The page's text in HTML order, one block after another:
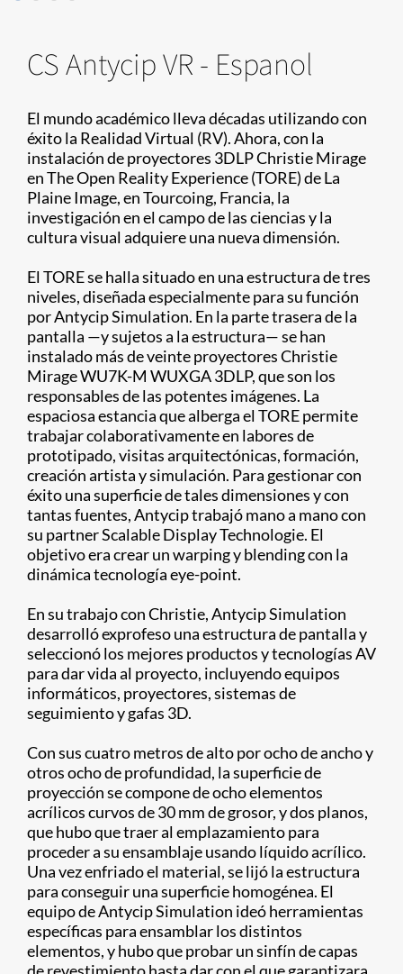
CS Antycip VR - Espanol
El mundo académico lleva décadas utilizando con
éxito la Realidad Virtual (RV). Ahora, con la
instalación de proyectores 3DLP Christie Mirage
en The Open Reality Experience (TORE) de La
Plaine Image, en Tourcoing, Francia, la
investigación en el campo de las ciencias y la
cultura visual adquiere una nueva dimensión.
El TORE se halla situado en una estructura de tres
niveles, diseñada especialmente para su función
por Antycip Simulation. En la parte trasera de la
pantalla —y sujetos a la estructura— se han
instalado más de veinte proyectores Christie
Mirage WU7K-M WUXGA 3DLP, que son los
responsables de las potentes imágenes. La
espaciosa estancia que alberga el TORE permite
trabajar colaborativamente en labores de
prototipado, visitas arquitectónicas, formación,
creación artista y simulación. Para gestionar con
éxito una superficie de tales dimensiones y con
tantas fuentes, Antycip trabajó mano a mano con
su partner Scalable Display Technologie. El
objetivo era crear un warping y blending con la
dinámica tecnología eye-point.
En su trabajo con Christie, Antycip Simulation
desarrolló exprofeso una estructura de pantalla y
seleccionó los mejores productos y tecnologías AV
para dar vida al proyecto, incluyendo equipos
informáticos, proyectores, sistemas de
seguimiento y gafas 3D.
Con sus cuatro metros de alto por ocho de ancho y
otros ocho de profundidad, la superficie de
proyección se compone de ocho elementos
acrílicos curvos de 30 mm de grosor, y dos planos,
que hubo que traer al emplazamiento para
proceder a su ensamblaje usando líquido acrílico.
Una vez enfriado el material, se lijó la estructura
para conseguir una superficie homogénea. El
equipo de Antycip Simulation ideó herramientas
específicas para ensamblar los distintos
elementos, y hubo que probar un sinfín de capas